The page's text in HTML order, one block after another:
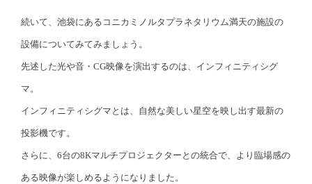
続いて、池袋にあるコニカミノルタプラネタリウム満天の施設の
設備についてみてみましょう。
先述した光や音・CG映像を演出するのは、インフィニティシグ
マ。
インフィニティシグマとは、自然な美しい星空を映し出す最新の
投影機です。
さらに、6台の8Kマルチプロジェクターとの統合で、より臨場感の
ある映像が楽しめるようになりました。